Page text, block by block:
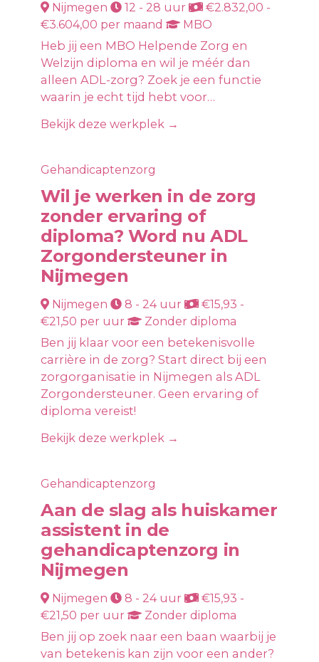
Nijmegen 12 - 28 uur
€2.832,00 -
€3.604,00 per maand
MBO
Heb jij een MBO Helpende Zorg en
Welzijn diploma en wil je méér dan
alleen ADL-zorg? Zoek je een functie
waarin je echt tijd hebt voor…
Bekijk deze werkplek →
Gehandicaptenzorg
Wil je werken in de zorg
zonder ervaring of
diploma? Word nu ADL
Zorgondersteuner in
Nijmegen
Nijmegen 8 - 24 uur
€15,93 -
€21,50 per uur
Zonder diploma
Ben jij klaar voor een betekenisvolle
carrière in de zorg? Start direct bij een
zorgorganisatie in Nijmegen als ADL
Zorgondersteuner. Geen ervaring of
diploma vereist!
Bekijk deze werkplek →
Gehandicaptenzorg
Aan de slag als huiskamer
assistent in de
gehandicaptenzorg in
Nijmegen
Nijmegen 8 - 24 uur
€15,93 -
€21,50 per uur
Zonder diploma
Ben jij op zoek naar een baan waarbij je
van betekenis kan zijn voor een ander?